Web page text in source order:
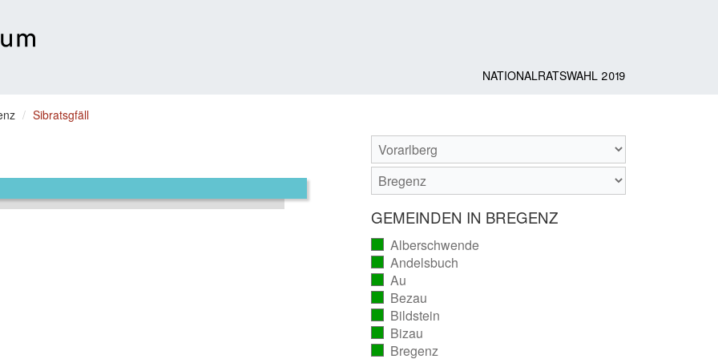
NATIONALRATSWAHL 2019
Sibratsgfäll
GEMEINDEN IN BREGENZ
Alberschwende
ausgezählt)
Andelsbuch
ausgezählt)
Au
ausgezählt)
Bezau
ausgezählt)
Bildstein
ausgezählt)
Bizau
ausgezählt)
Bregenz